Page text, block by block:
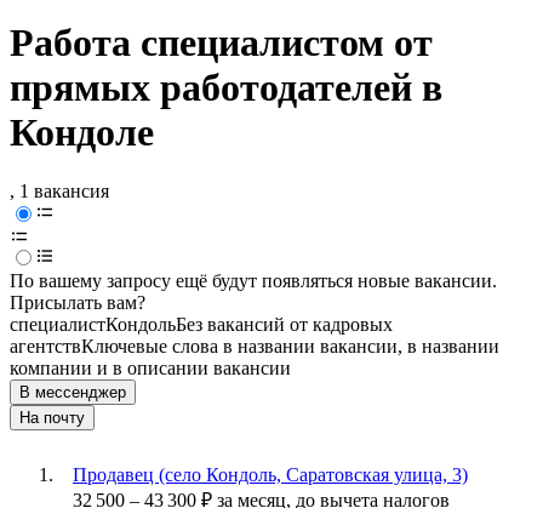
Работа специалистом от
прямых работодателей в
Кондоле
, 1 вакансия
По вашему запросу ещё будут появляться новые вакансии.
Присылать вам?
специалистКондольБез вакансий от кадровых
агентствКлючевые слова в названии вакансии, в названии
компании и в описании вакансии
В мессенджер
На почту
Продавец (село Кондоль, Саратовская улица, 3)
32 500 – 43 300 ₽ за месяц, до вычета налогов